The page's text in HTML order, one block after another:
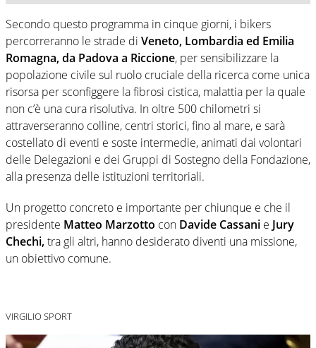
Secondo questo programma in cinque giorni, i bikers
percorreranno le strade di Veneto, Lombardia ed Emilia
Romagna, da Padova a Riccione, per sensibilizzare la
popolazione civile sul ruolo cruciale della ricerca come unica
risorsa per sconfiggere la fibrosi cistica, malattia per la quale
non c’è una cura risolutiva. In oltre 500 chilometri si
attraverseranno colline, centri storici, fino al mare, e sarà
costellato di eventi e soste intermedie, animati dai volontari
delle Delegazioni e dei Gruppi di Sostegno della Fondazione,
alla presenza delle istituzioni territoriali.
Un progetto concreto e importante per chiunque e che il
presidente Matteo Marzotto con Davide Cassani e Jury
Chechi,tra gli altri, hanno desiderato diventi una missione,
un obiettivo comune.
VIRGILIO SPORT